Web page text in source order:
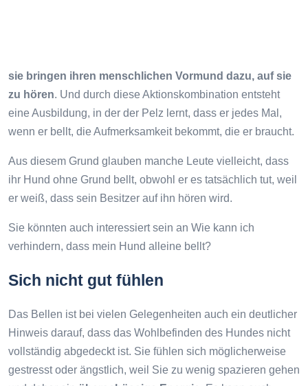
sie bringen ihren menschlichen Vormund dazu, auf sie
zu hören. Und durch diese Aktionskombination entsteht
eine Ausbildung, in der der Pelz lernt, dass er jedes Mal,
wenn er bellt, die Aufmerksamkeit bekommt, die er braucht.
Aus diesem Grund glauben manche Leute vielleicht, dass
ihr Hund ohne Grund bellt, obwohl er es tatsächlich tut, weil
er weiß, dass sein Besitzer auf ihn hören wird.
Sie könnten auch interessiert sein an Wie kann ich
verhindern, dass mein Hund alleine bellt?
Sich nicht gut fühlen
Das Bellen ist bei vielen Gelegenheiten auch ein deutlicher
Hinweis darauf, dass das Wohlbefinden des Hundes nicht
vollständig abgedeckt ist. Sie fühlen sich möglicherweise
gestresst oder ängstlich, weil Sie zu wenig spazieren gehen